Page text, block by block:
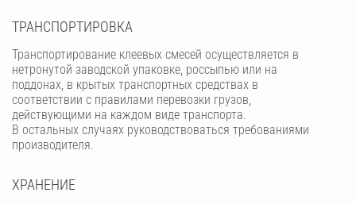
ТРАНСПОРТИРОВКА
Транспортирование клеевых смесей осуществляется в
нетронутой заводской упаковке, россыпью или на
поддонах, в крытых транспортных средствах в
соответствии с правилами перевозки грузов,
действующими на каждом виде транспорта.
В остальных случаях руководствоваться требованиями
производителя.
ХРАНЕНИЕ